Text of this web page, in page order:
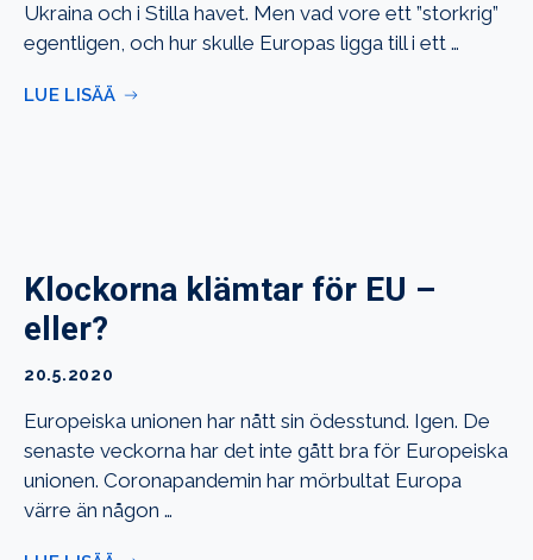
Ukraina och i Stilla havet. Men vad vore ett ”storkrig”
egentligen, och hur skulle Europas ligga till i ett …
LUE LISÄÄ
Klockorna klämtar för EU –
eller?
20.5.2020
Europeiska unionen har nått sin ödesstund. Igen. De
senaste veckorna har det inte gått bra för Europeiska
unionen. Coronapandemin har mörbultat Europa
värre än någon …